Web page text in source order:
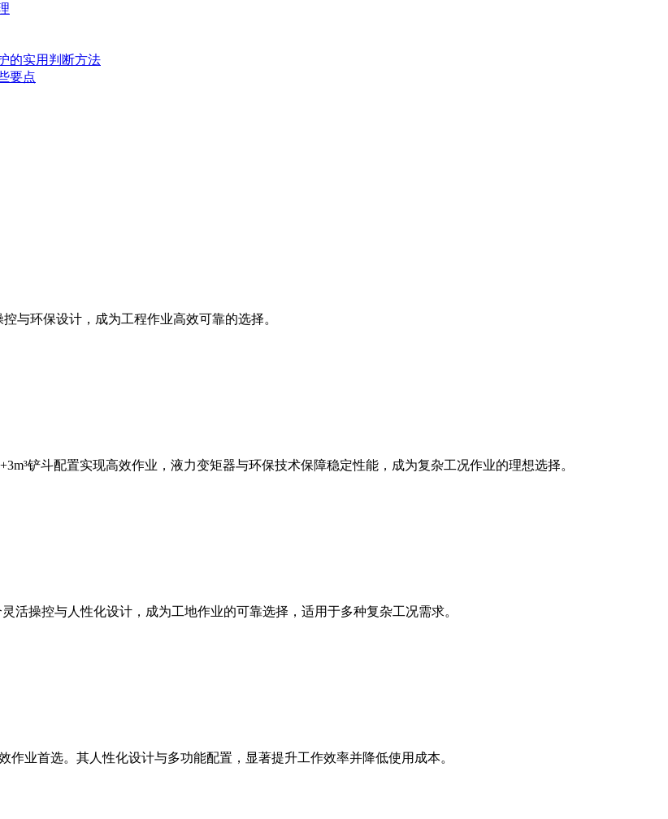
的实用判断方法
要点
与环保设计，成为工程作业高效可靠的选择。
铲斗配置实现高效作业，液力变矩器与环保技术保障稳定性能，成为复杂工况作业的理想选择。
活操控与人性化设计，成为工地作业的可靠选择，适用于多种复杂工况需求。
业首选。其人性化设计与多功能配置，显著提升工作效率并降低使用成本。